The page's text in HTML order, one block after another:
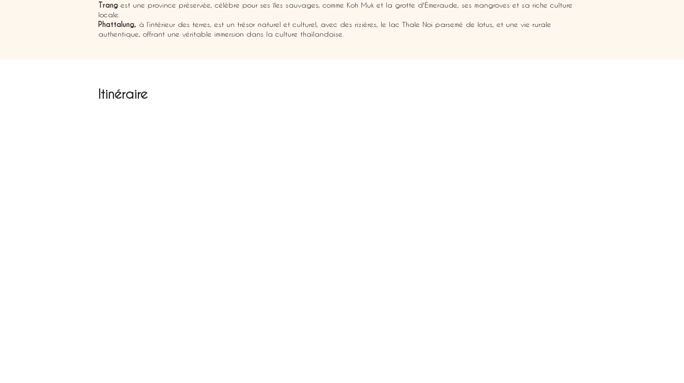
Trang est une province préservée, célèbre pour ses îles sauvages, comme Koh Muk et la grotte d'Émeraude, ses mangroves et sa riche culture
locale.
Phattalung, à l’intérieur des terres, est un trésor naturel et culturel, avec des rizières, le lac Thale Noi parsemé de lotus, et une vie rurale
authentique, offrant une véritable immersion dans la culture thaïlandaise.
Itinéraire